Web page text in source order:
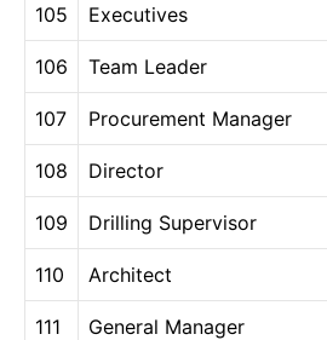
105 Executives
106 Team Leader
107 Procurement Manager
108 Director
109 Drilling Supervisor
110 Architect
111 General Manager